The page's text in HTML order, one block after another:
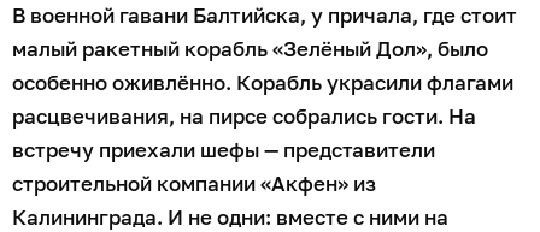
В военной гавани Балтийска, у причала, где стоит
малый ракетный корабль «Зелёный Дол», было
особенно оживлённо. Корабль украсили флагами
расцвечивания, на пирсе собрались гости. На
встречу приехали шефы — представители
строительной компании «Акфен» из
Калининграда. И не одни: вместе с ними на